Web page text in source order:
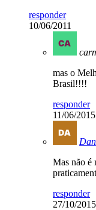
responder
10/06/2011
mas o
Brasil!!!!
responder
11/06/2015
Mas não é
responder
27/10/2015